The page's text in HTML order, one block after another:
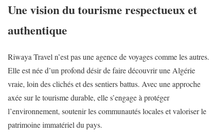
Une vision du tourisme respectueux et
authentique
Riwaya Travel n’est pas une agence de voyages comme les autres.
Elle est née d’un profond désir de faire découvrir une Algérie
vraie, loin des clichés et des sentiers battus. Avec une approche
axée sur le tourisme durable, elle s’engage à protéger
l’environnement, soutenir les communautés locales et valoriser le
patrimoine immatériel du pays.